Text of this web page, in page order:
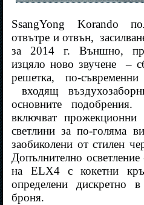
SsangYong Korando
отвътре и отвън,
за 2014 г. Външно,
изцяло ново звучене
–
решетка, по-
входящ
основните подобрения.
включват
светлини за по-голяма
заобиколени от стилен
Допълнително
на ELX4 с кокетни
определени дискретно
броня.